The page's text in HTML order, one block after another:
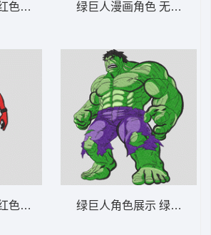
色反英雄心形边框-DST格
色反英雄-DST格式
绿巨人漫画角色 无敌浩克
绿巨人角色展示 绿巨人